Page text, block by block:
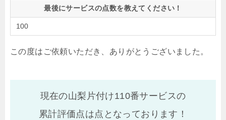
最後にサービスの点数を教えてください！
100
この度はご依頼いただき、ありがとうございました。
現在の山梨片付け110番サービスの
累計評価点は点となっております！